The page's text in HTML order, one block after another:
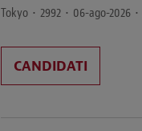
Tokyo • 2992 • 06-ago-2026 •
CANDIDATI